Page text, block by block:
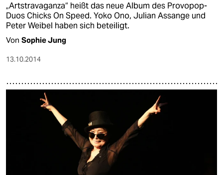
„Artstravaganza“ heißt das neue Album des Provopop-
Duos Chicks On Speed. Yoko Ono, Julian Assange und
Peter Weibel haben sich beteiligt.
Von Sophie Jung
13.10.2014